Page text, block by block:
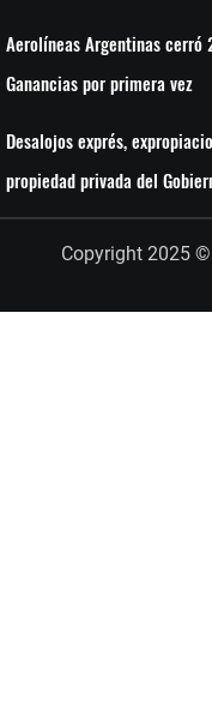
Aerolíneas Argentinas cerró
Ganancias por primera vez
Desalojos exprés,
propiedad privada del
Copyright 2025